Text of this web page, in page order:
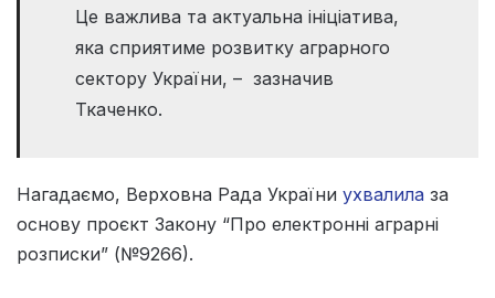
Це важлива та актуальна ініціатива,
яка сприятиме розвитку аграрного
сектору України, – зазначив
Ткаченко.
Нагадаємо, Верховна Рада України ухвалила за
основу проєкт Закону “Про електронні аграрні
розписки” (№9266).